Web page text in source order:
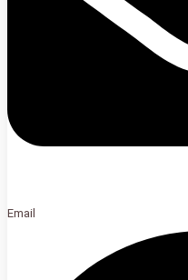
Email